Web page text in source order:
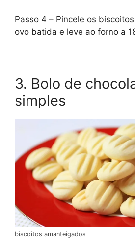
Passo 4 – Pincele os
ovo batida e leve ao forno a
3. Bolo de
simples
biscoitos amanteigados